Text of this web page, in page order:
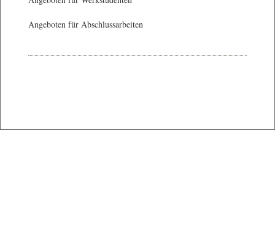
Angeboten für Abschlussarbeiten